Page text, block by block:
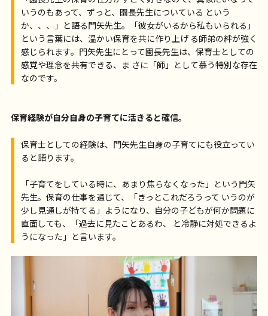
いうのもあって、ずっと、園長先生についている という
か、、、」と語る門矢先生。「彼女がいるから私もいられる」
という言葉には、温かい保育を共に作り上げ る師弟の絆が強く
感じられます。門矢先生にとって園長先生は、保育士としての
感覚や理念を共有できる、ま さに「師」として慕う特別な存在
なのです。
保育経験が自分自身の子育てに活きると確信。
保育士としての経験は、門矢先生自身の子育てにも役立ってい
ると語ります。
「子育てをしている時に、あまり焦らなくなった」という門矢
先生。保育の仕事を通じて、「きっとこれだろうって いうのが
少し見通しが持てる」ようになり、自分の子どもが何か問題に
直面しても、「過去に見たことあるわ、 と冷静に対処できるよ
うになった」と言います。